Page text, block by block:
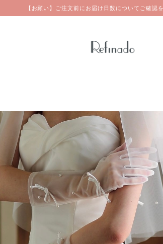
【お願い】ご注文前にお届け日数についてご確認